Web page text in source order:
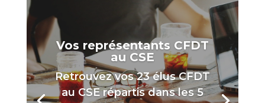
Vos représentants CFDT
au CSE
Retrouvez vos 23 élus CFDT
au CSE répartis dans les 5